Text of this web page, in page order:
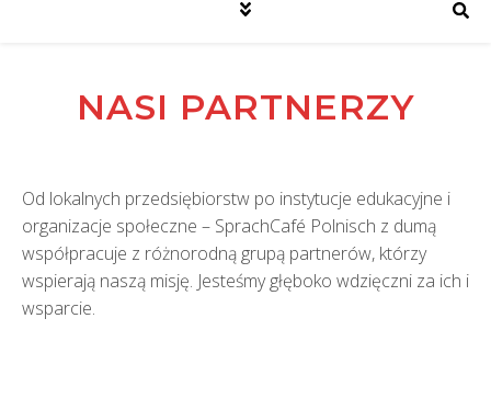
NASI PARTNERZY
Od lokalnych przedsiębiorstw po instytucje edukacyjne i
organizacje społeczne – SprachCafé Polnisch z dumą
współpracuje z różnorodną grupą partnerów, którzy
wspierają naszą misję. Jesteśmy głęboko wdzięczni za ich i
wsparcie.